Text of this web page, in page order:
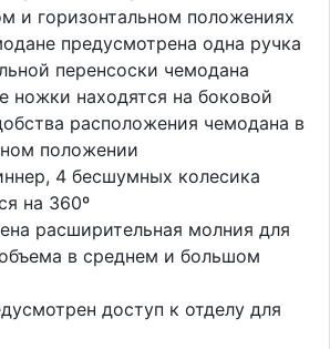
и горизонтальном положениях
предусмотрена одна ручка
перенсоски чемодана
ножки находятся на боковой
расположения чемодана в
положении
4 бесшумных колесика
на 360º
расширительная молния для
в среднем и большом
доступ к отделу для